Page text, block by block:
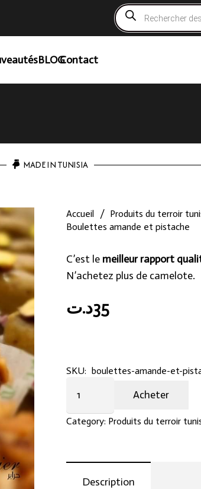
Recherche
de
produits
BLOGContact
MADE IN TUNISIA
Accueil / Produits du terroir
Boulettes amande et pistache
C’est le meilleur rapport
N’achetez plus de camelote.
35د.ت
SKU: boulettes-amande-et-
amande
et
Acheter
Category: Produits du terroir
Description